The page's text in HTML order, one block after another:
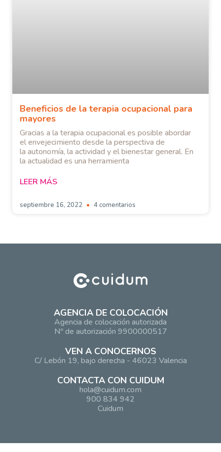
Beneficios de la terapia ocupacional para
mayores
Gracias a la terapia ocupacional es posible abordar
el envejecimiento desde la perspectiva de
la autonomía, la actividad y el bienestar general. En
la actualidad es una herramienta
LEER MÁS
septiembre 16, 2022 4 comentarios
AGENCIA DE COLOCACIÓN
Agencia de colocación autorizada
Nº de autorización 9900000517
VEN A CONOCERNOS
C/ Lebón 19, bajo derecha - 46023 Valencia
CONTACTA CON CUIDUM
hola@cuidum.com
900 834 942
Cuidum